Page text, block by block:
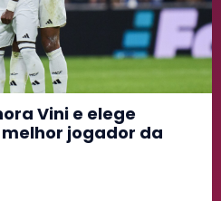
Vini e elege
jogador da